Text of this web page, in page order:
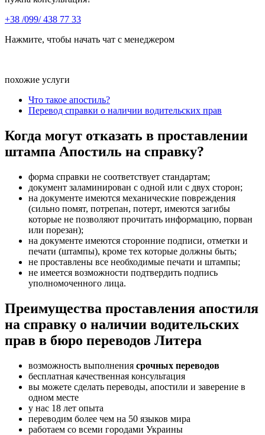
+38 /099/ 438 77 33
Нажмите, чтобы начать чат с менеджером
похожие услуги
Что такое апостиль?
Перевод справки о наличии водительских прав
Когда могут отказать в проставлении
штампа Апостиль на справку?
форма справки не соответствует стандартам;
документ заламинирован с одной или с двух сторон;
на документе имеются механические повреждения
(сильно помят, потрепан, потерт, имеются загибы
которые не позволяют прочитать информацию, порван
или порезан);
на документе имеются сторонние подписи, отметки и
печати (штампы), кроме тех которые должны быть;
не проставлены все необходимые печати и штампы;
не имеется возможности подтвердить подпись
уполномоченного лица.
Преимущества проставления апостиля
на справку о наличии водительских
прав в бюро переводов Литера
возможность выполнения срочных переводов
бесплатная качественная консультация
вы можете сделать переводы, апостили и заверение в
одном месте
у нас 18 лет опыта
переводим более чем на 50 языков мира
работаем со всеми городами Украины